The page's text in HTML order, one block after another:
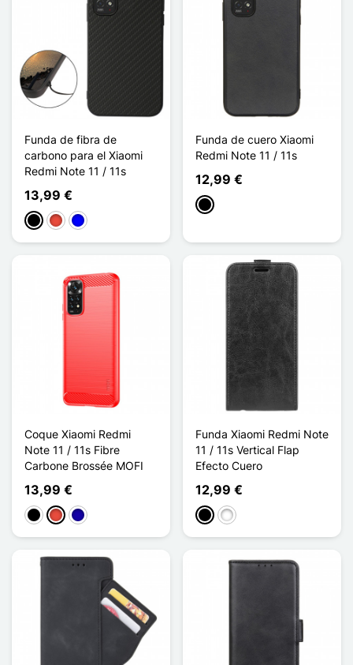
Funda de fibra de
carbono para el Xiaomi
Redmi Note 11 / 11s
13,99 €
NegroRojoAzul
Funda de cuero Xiaomi
Redmi Note 11 / 11s
12,99 €
Negro
Coque Xiaomi Redmi
Note 11 / 11s Fibre
Carbone Brossée MOFI
13,99 €
NegroRojoAzul oscuro
Funda Xiaomi Redmi Note
11 / 11s Vertical Flap
Efecto Cuero
12,99 €
NegroBlanco